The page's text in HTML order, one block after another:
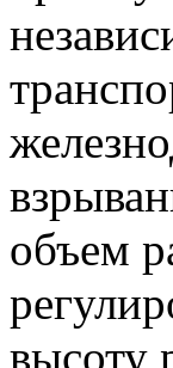
объем
высоту